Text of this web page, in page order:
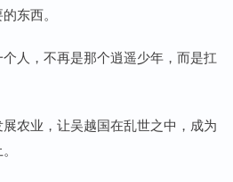
东西。
人，不再是那个逍遥少年，而是扛
农业，让吴越国在乱世之中，成为